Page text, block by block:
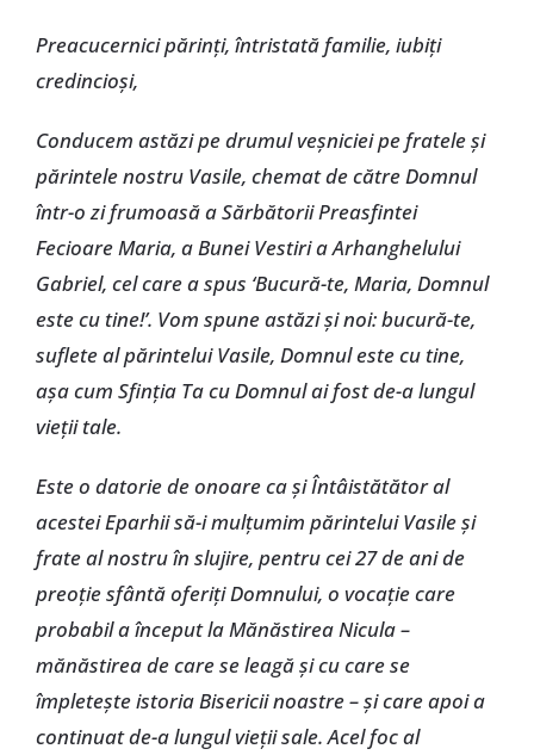
Preacucernici părinţi, întristată familie, iubiţi
credincioşi,
Conducem astăzi pe drumul veşniciei pe fratele şi
părintele nostru Vasile, chemat de către Domnul
într-o zi frumoasă a Sărbătorii Preasfintei
Fecioare Maria, a Bunei Vestiri a Arhanghelului
Gabriel, cel care a spus ‘Bucură-te, Maria, Domnul
este cu tine!’. Vom spune astăzi şi noi: bucură-te,
suflete al părintelui Vasile, Domnul este cu tine,
aşa cum Sfinţia Ta cu Domnul ai fost de-a lungul
vieţii tale.
Este o datorie de onoare ca şi Întâistătător al
acestei Eparhii să-i mulţumim părintelui Vasile şi
frate al nostru în slujire, pentru cei 27 de ani de
preoţie sfântă oferiţi Domnului, o vocaţie care
probabil a început la Mănăstirea Nicula –
mănăstirea de care se leagă şi cu care se
împleteşte istoria Bisericii noastre – şi care apoi a
continuat de-a lungul vieţii sale. Acel foc al